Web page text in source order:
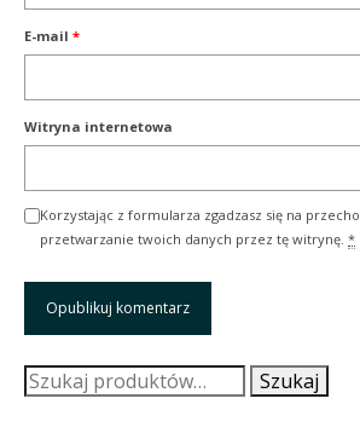
E-mail *
Witryna internetowa
Korzystając z formularza zgadzasz się na
przetwarzanie twoich danych przez tę witrynę. *
Szukaj: Szukaj